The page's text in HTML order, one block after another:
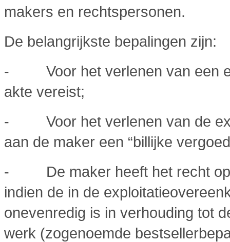
makers en rechtspersonen.
De belangrijkste bepalingen zijn:
- Voor het verlenen van een
akte vereist;
- Voor het verlenen van de
aan de maker een “billijke
- De maker heeft het recht op
indien de in de
onevenredig is in verhouding tot
werk (zogenoemde